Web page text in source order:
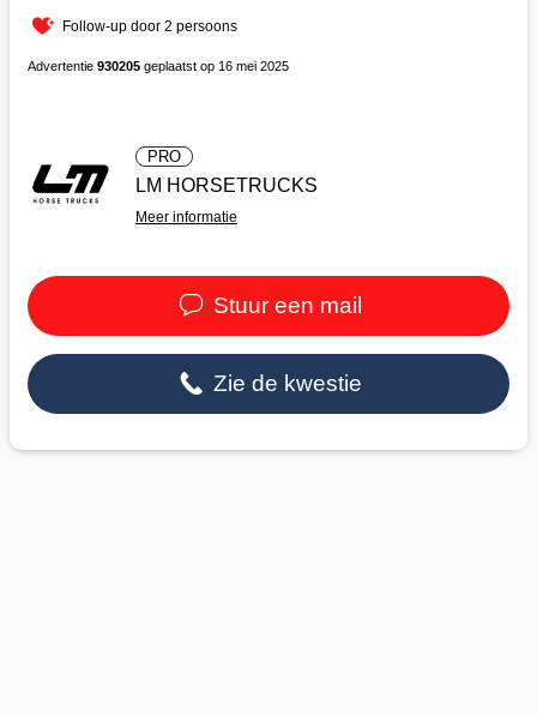
Follow-up door 2 persoons
Advertentie 930205 geplaatst op 16 mei 2025
PRO
LM HORSETRUCKS
Meer informatie
Stuur een mail
Zie de kwestie